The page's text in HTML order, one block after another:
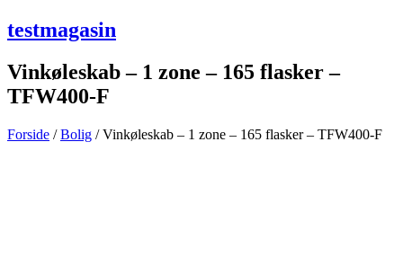
testmagasin
Vinkøleskab – 1 zone – 165 flasker –
TFW400-F
Forside /Bolig / Vinkøleskab – 1 zone – 165 flasker – TFW400-F